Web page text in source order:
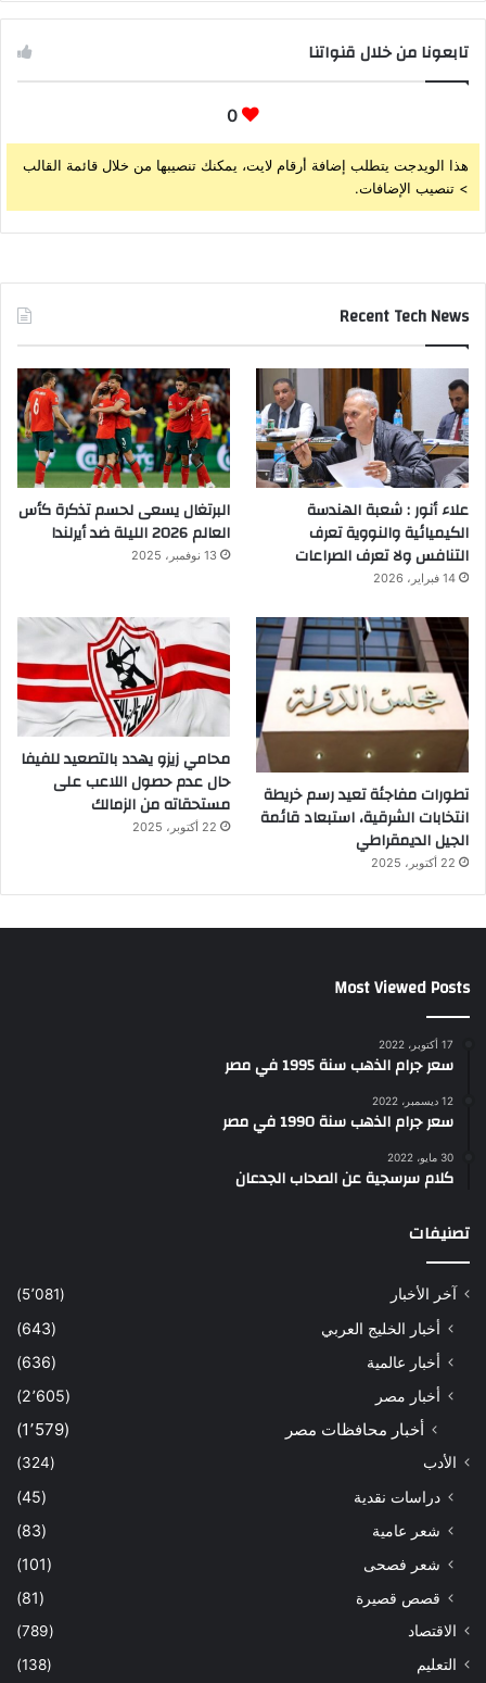
تابعونا من خلال قنواتنا
0
هذا الويدجت يتطلب إضافة أرقام لايت، يمكنك تنصيبها من خلال قائمة القالب
> تنصيب الإضافات.
Recent Tech News
علاء أنور : شعبة الهندسة
الكيميائية والنووية تعرف
التنافس ولا تعرف الصراعات
14 فبراير، 2026
البرتغال يسعى لحسم تذكرة كأس
العالم 2026 الليلة ضد أيرلندا
13 نوفمبر، 2025
تطورات مفاجئة تعيد رسم خريطة
انتخابات الشرقية، استبعاد قائمة
الجيل الديمقراطي
22 أكتوبر، 2025
محامي زيزو يهدد بالتصعيد للفيفا
حال عدم حصول اللاعب على
مستحقاته من الزمالك
22 أكتوبر، 2025
Most Viewed Posts
17 أكتوبر، 2022
سعر جرام الذهب سنة 1995 في مصر
12 ديسمبر، 2022
سعر جرام الذهب سنة 1990 في مصر
30 مايو، 2022
كلام سرسجية عن الصحاب الجدعان
تصنيفات
آخر الأخبار (5٬081)
أخبار الخليج العربي
(643)
أخبار عالمية
(636)
أخبار مصر
(2٬605)
أخبار محافظات مصر (1٬579)
الأدب (324)
دراسات نقدية
(45)
شعر عامية
(83)
شعر فصحى
(101)
قصص قصيرة
(81)
الاقتصاد
(789)
التعليم
(138)